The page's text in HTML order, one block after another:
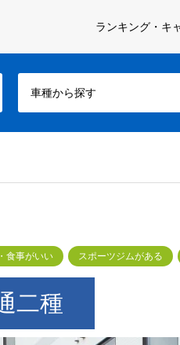
ランキング・キ
車種から探す
食事がいい スポーツジムがある
二種